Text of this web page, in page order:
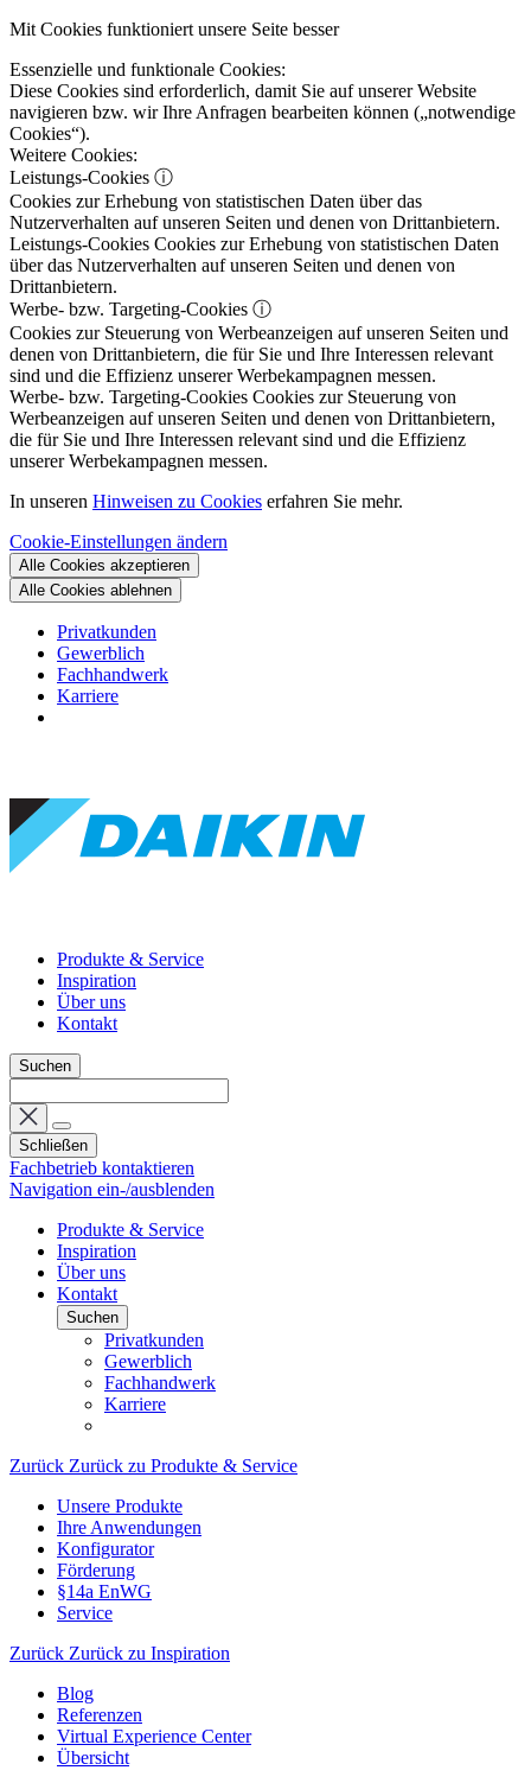
Mit Cookies funktioniert unsere Seite besser
Essenzielle und funktionale Cookies:
Diese Cookies sind erforderlich, damit Sie auf unserer Website
navigieren bzw. wir Ihre Anfragen bearbeiten können („notwendige
Cookies“).
Weitere Cookies:
Leistungs-Cookies ⓘ
Cookies zur Erhebung von statistischen Daten über das
Nutzerverhalten auf unseren Seiten und denen von Drittanbietern.
Leistungs-Cookies Cookies zur Erhebung von statistischen Daten
über das Nutzerverhalten auf unseren Seiten und denen von
Drittanbietern.
Werbe- bzw. Targeting-Cookies ⓘ
Cookies zur Steuerung von Werbeanzeigen auf unseren Seiten und
denen von Drittanbietern, die für Sie und Ihre Interessen relevant
sind und die Effizienz unserer Werbekampagnen messen.
Werbe- bzw. Targeting-Cookies Cookies zur Steuerung von
Werbeanzeigen auf unseren Seiten und denen von Drittanbietern,
die für Sie und Ihre Interessen relevant sind und die Effizienz
unserer Werbekampagnen messen.
In unseren Hinweisen zu Cookies erfahren Sie mehr.
Cookie-Einstellungen ändern
Alle Cookies akzeptieren
Alle Cookies ablehnen
Privatkunden
Gewerblich
Fachhandwerk
Karriere
Produkte & Service
Inspiration
Über uns
Kontakt
Suchen
Schließen
Fachbetrieb kontaktieren
Navigation ein-/ausblenden
Produkte & Service
Inspiration
Über uns
Kontakt
Suchen
Privatkunden
Gewerblich
Fachhandwerk
Karriere
Zurück Zurück zu Produkte & Service
Unsere Produkte
Ihre Anwendungen
Konfigurator
Förderung
§14a EnWG
Service
Zurück Zurück zu Inspiration
Blog
Referenzen
Virtual Experience Center
Übersicht